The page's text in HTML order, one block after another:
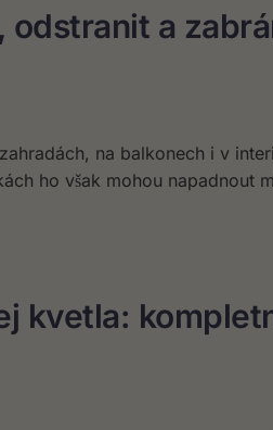
odstranit a
na balkonech i v
ho však mohou napadnout
kvetla: